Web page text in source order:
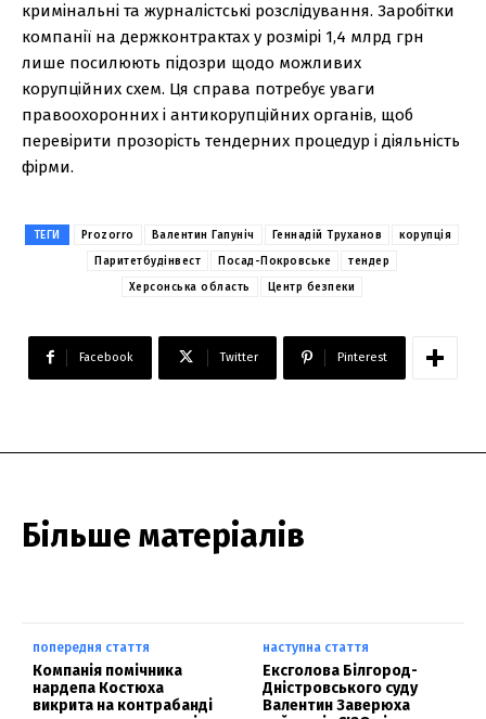
кримінальні та журналістські розслідування. Заробітки
компанії на держконтрактах у розмірі 1,4 млрд грн
лише посилюють підозри щодо можливих
корупційних схем. Ця справа потребує уваги
правоохоронних і антикорупційних органів, щоб
перевірити прозорість тендерних процедур і діяльність
фірми.
ТЕГИ Prozorro Валентин Гапуніч Геннадій Труханов
корупція
Паритетбудінвест
Посад-Покровське
тендер
Херсонська область
Центр безпеки
Facebook Twitter Pinterest
Більше матеріалів
попередня стаття
Компанія помічника
нардепа Костюха
викрита на контрабанді
наступна стаття
Ексголова Білгород-
Дністровського суду
Валентин Заверюха